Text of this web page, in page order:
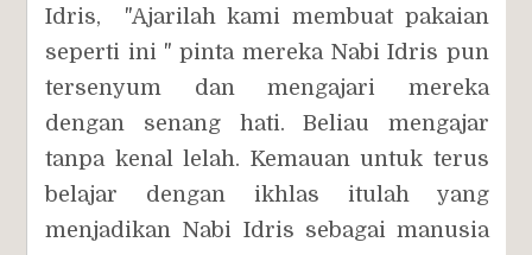
Idris, "Ajarilah kami membuat pakaian
seperti ini " pinta mereka Nabi Idris pun
tersenyum dan mengajari mereka
dengan senang hati. Beliau mengajar
tanpa kenal lelah. Kemauan untuk terus
belajar dengan ikhlas itulah yang
menjadikan Nabi Idris sebagai manusia